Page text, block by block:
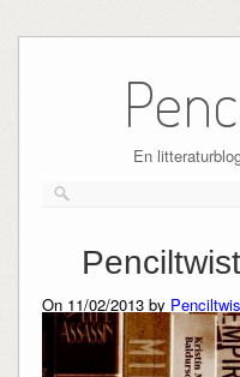
En
On 11/02/2013 by